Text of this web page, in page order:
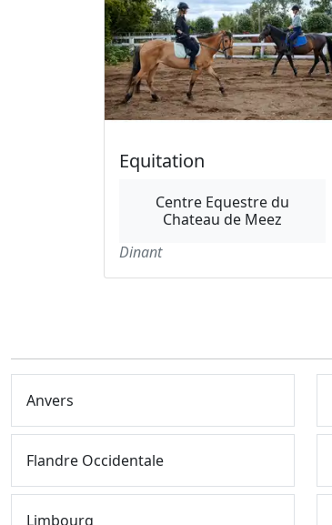
Equitation
Centre Equestre du
Chateau de Meez
Dinant
Anvers
Flandre Occidentale
Limbourg